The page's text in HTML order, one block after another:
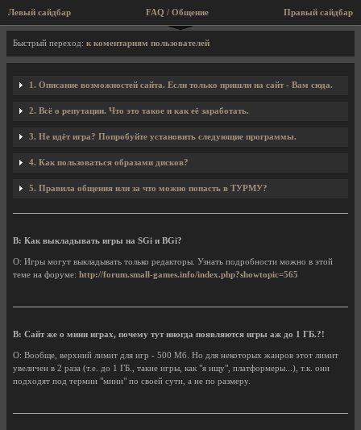
Левый сайдбар Правый сайдбар
FAQ / Общение
FAQ / Вопросы и ответы
Быстрый переход: к коментариям пользователей
1. Описание возможностей сайта. Если только пришли на сайт - Вам сюда.
2. Всё о репутации. Что это такое и как её заработать.
3. Не идёт игра? Попробуйте установить следующие программы.
4. Как пользоваться образами дисков?
5. Правила общения или за что можно попасть в ТУРМУ?
В: Как выкладывать игры на SGi и BGi?
О: Игры могут выкладывать только редакторы. Узнать подробности можно в этой
теме на форуме: http://forum.small-games.info/index.php?showtopic=565
В: Сайт же о мини играх, почему тут иногда появляются игры аж до 1 ГБ.?!
О: Вообще, верхний лимит для игр - 500 Мб. Но для некоторых жанров этот лимит
увеличен в 2 раза (т.е. до 1 ГБ., такие игры, как "я ищу", платформеры...), т.к. они
подходят под термин "мини" по своей сути, а не по размеру.